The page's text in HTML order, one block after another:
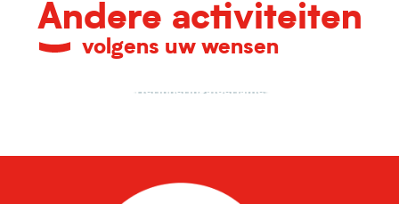
Andere activiteiten
volgens uw wensen
Herinneringstoerisme